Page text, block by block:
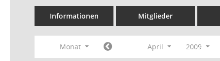
Informationen Mitglieder
Monat April 2009